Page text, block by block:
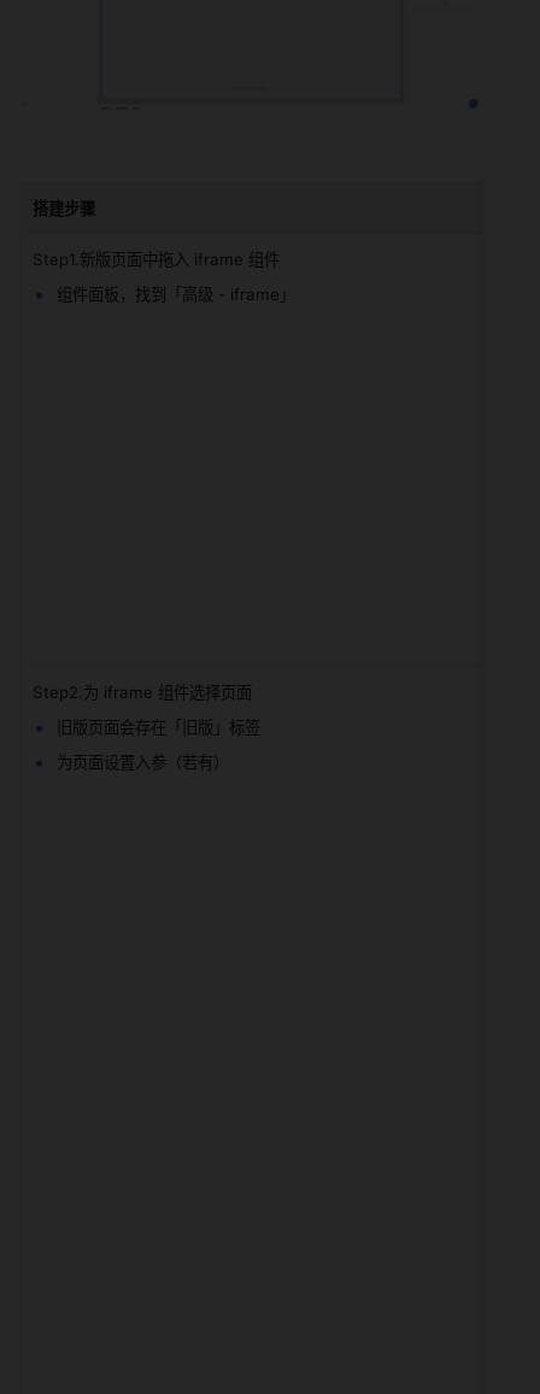
搭建步骤
Step1.新版页面中拖入 iframe 组件
组件面板，找到「高级 - iframe」
Step2.为 iframe 组件选择页面
旧版页面会存在「旧版」标签
为页面设置入参（若有）